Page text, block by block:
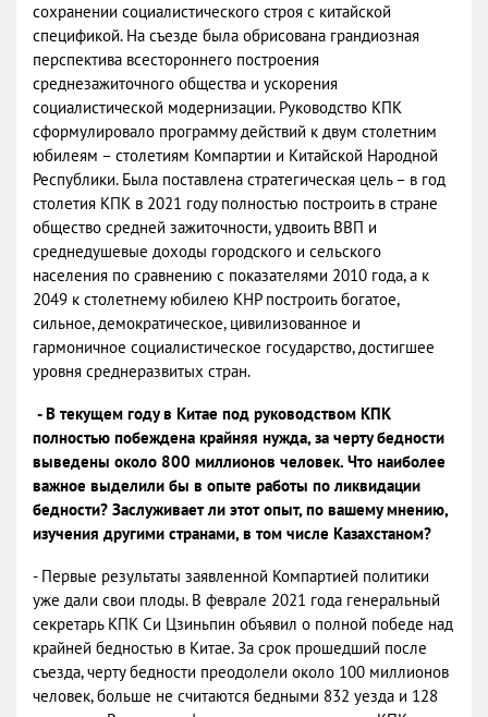
сохранении социалистического строя с китайской
спецификой. На съезде была обрисована грандиозная
перспектива всестороннего построения
среднезажиточного общества и ускорения
социалистической модернизации. Руководство КПК
сформулировало программу действий к двум столетним
юбилеям – столетиям Компартии и Китайской Народной
Республики. Была поставлена стратегическая цель – в год
столетия КПК в 2021 году полностью построить в стране
общество средней зажиточности, удвоить ВВП и
среднедушевые доходы городского и сельского
населения по сравнению с показателями 2010 года, а к
2049 к столетнему юбилею КНР построить богатое,
сильное, демократическое, цивилизованное и
гармоничное социалистическое государство, достигшее
уровня среднеразвитых стран.
- В текущем году в Китае под руководством КПК
полностью побеждена крайняя нужда, за черту бедности
выведены около 800 миллионов человек. Что наиболее
важное выделили бы в опыте работы по ликвидации
бедности? Заслуживает ли этот опыт, по вашему мнению,
изучения другими странами, в том числе Казахстаном?
- Первые результаты заявленной Компартией политики
уже дали свои плоды. В феврале 2021 года генеральный
секретарь КПК Си Цзиньпин объявил о полной победе над
крайней бедностью в Китае. За срок прошедший после
съезда, черту бедности преодолели около 100 миллионов
человек, больше не считаются бедными 832 уезда и 128